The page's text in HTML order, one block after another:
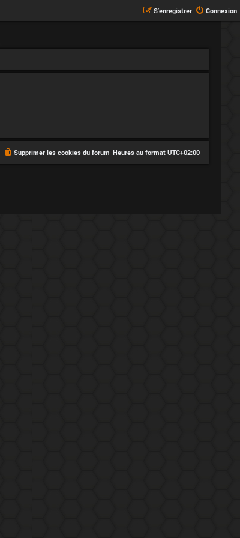
Connexion
S’enregistrer
Heures au format UTC+02:00
Supprimer les cookies du forum